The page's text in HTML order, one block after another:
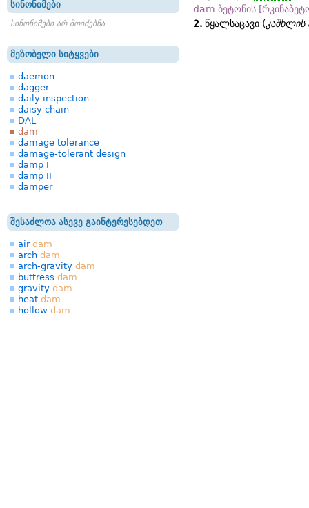
სინონიმები
სინონიმები არ მოიძებნა
მეზობელი სიტყვები
daemon
dagger
daily inspection
daisy chain
DAL
dam
damage tolerance
damage-tolerant design
damp I
damp II
damper
შესაძლოა ასევე გაინტერესებდეთ
air dam
arch dam
arch-gravity dam
buttress dam
gravity dam
heat dam
hollow dam
dam ბეტონის
2. წყალსაცავი (კაშხლის